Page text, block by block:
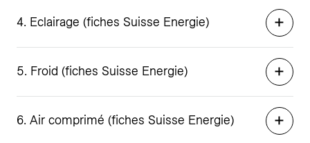
4. Eclairage (fiches Suisse Energie)
5. Froid (fiches Suisse Energie)
6. Air comprimé (fiches Suisse Energie)